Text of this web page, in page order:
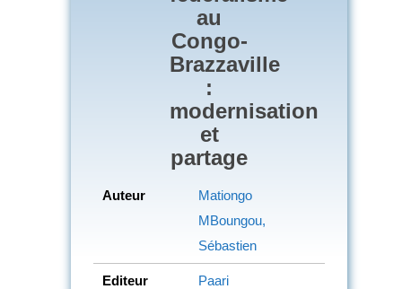
au
Congo-
Brazzaville
:
modernisation
et
partage
Auteur
Mationgo
MBoungou,
Sébastien
Editeur Paari